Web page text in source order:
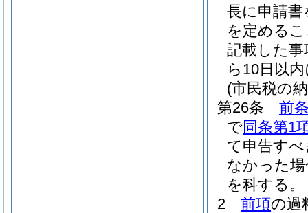
長に申請
を定める
記載した
ら10日以
(市民税の
第26条
前
で同条第1
て申告す
なかった
を科する。
2
前項の過